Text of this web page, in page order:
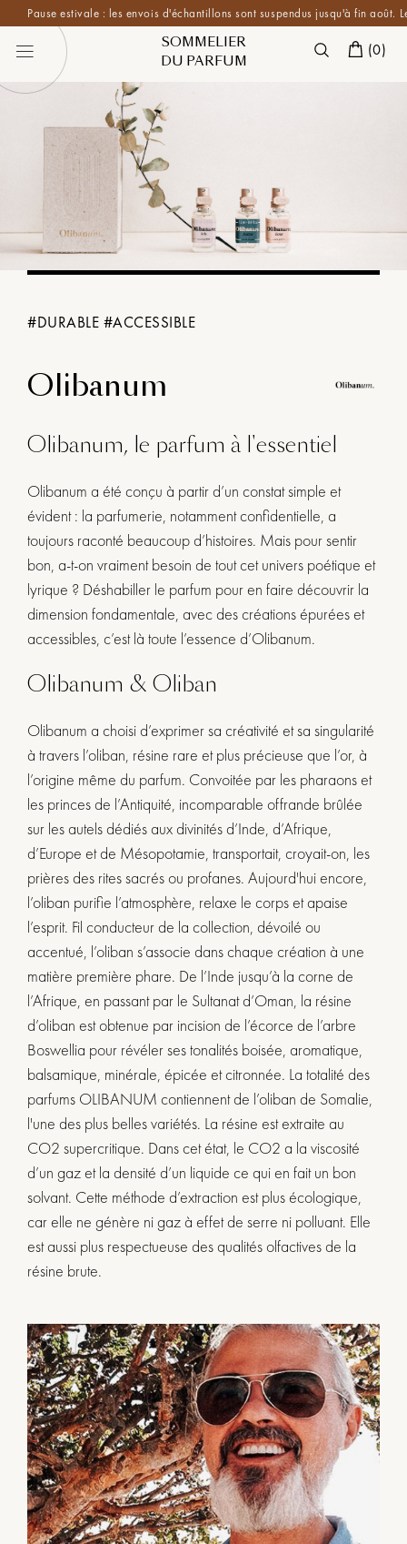
Pause estivale : les envois d'échantillons sont suspendus jusqu'à fin août. Les
SOMMELIER
DU PARFUM
(0)
#DURABLE #ACCESSIBLE
Olibanum
Olibanum, le parfum à l'essentiel
Olibanum a été conçu à partir d’un constat simple et
évident : la parfumerie, notamment confidentielle, a
toujours raconté beaucoup d’histoires. Mais pour sentir
bon, a-t-on vraiment besoin de tout cet univers poétique et
lyrique ? Déshabiller le parfum pour en faire découvrir la
dimension fondamentale, avec des créations épurées et
accessibles, c’est là toute l’essence d’Olibanum.
Olibanum & Oliban
Olibanum a choisi d’exprimer sa créativité et sa singularité
à travers l’oliban, résine rare et plus précieuse que l’or, à
l’origine même du parfum. Convoitée par les pharaons et
les princes de l’Antiquité, incomparable offrande brûlée
sur les autels dédiés aux divinités d’Inde, d’Afrique,
d’Europe et de Mésopotamie, transportait, croyait-on, les
prières des rites sacrés ou profanes. Aujourd'hui encore,
l’oliban purifie l’atmosphère, relaxe le corps et apaise
l’esprit. Fil conducteur de la collection, dévoilé ou
accentué, l’oliban s’associe dans chaque création à une
matière première phare. De l’Inde jusqu’à la corne de
l’Afrique, en passant par le Sultanat d’Oman, la résine
d’oliban est obtenue par incision de l’écorce de l’arbre
Boswellia pour révéler ses tonalités boisée, aromatique,
balsamique, minérale, épicée et citronnée. La totalité des
parfums OLIBANUM contiennent de l’oliban de Somalie,
l'une des plus belles variétés. La résine est extraite au
CO2 supercritique. Dans cet état, le CO2 a la viscosité
d’un gaz et la densité d’un liquide ce qui en fait un bon
solvant. Cette méthode d’extraction est plus écologique,
car elle ne génère ni gaz à effet de serre ni polluant. Elle
est aussi plus respectueuse des qualités olfactives de la
résine brute.